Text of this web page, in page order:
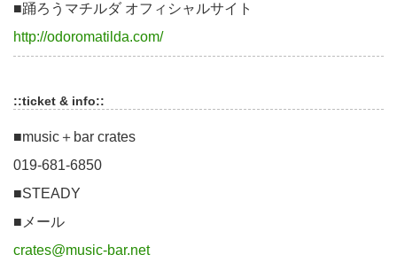
■踊ろうマチルダ オフィシャルサイト
http://odoromatilda.com/
::ticket & info::
■music＋bar crates
019-681-6850
■STEADY
■メール
crates@music-bar.net